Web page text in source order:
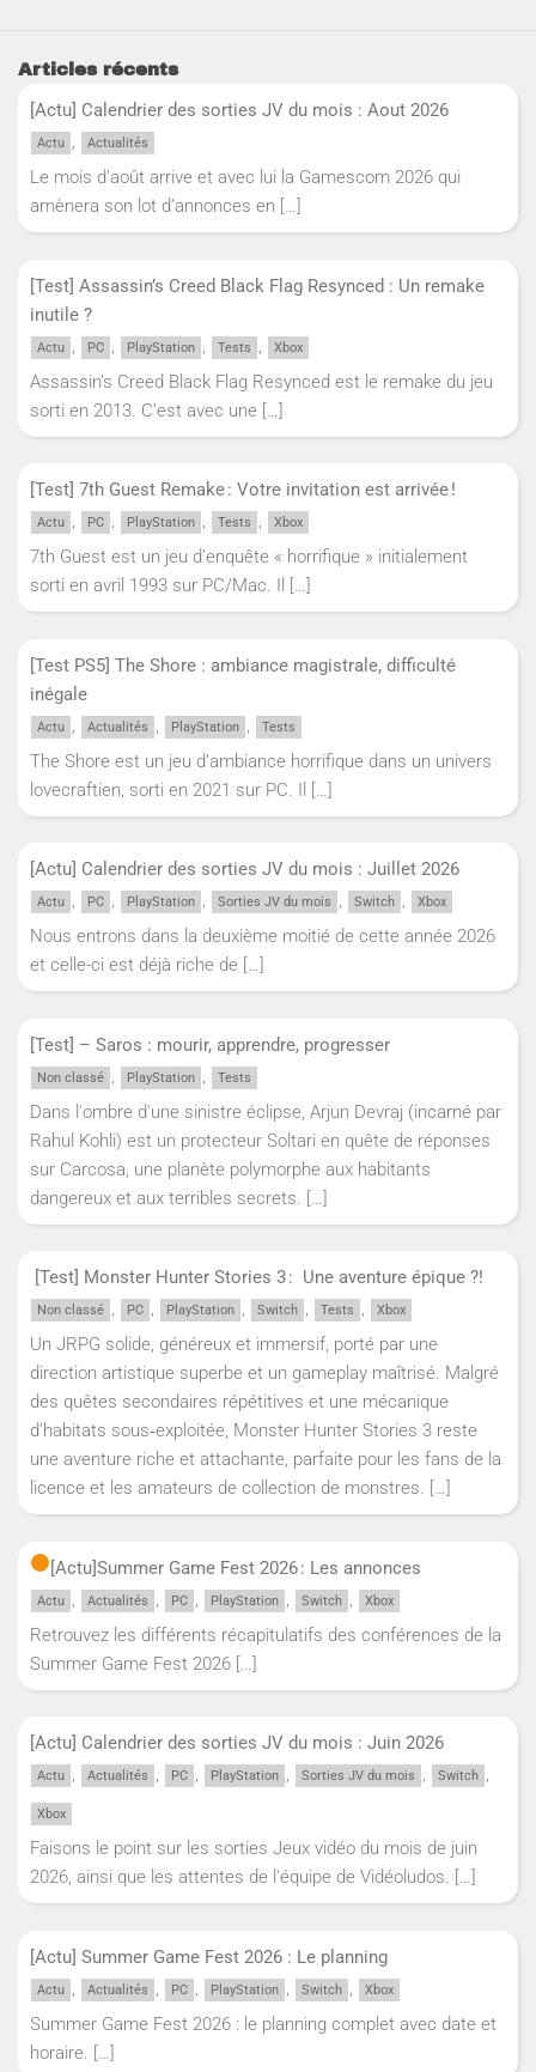
Articles récents
[Actu] Calendrier des sorties JV du mois : Aout 2026
Actu , Actualités
Le mois d’août arrive et avec lui la Gamescom 2026 qui
amènera son lot d’annonces en […]
[Test] Assassin’s Creed Black Flag Resynced : Un remake
inutile ?
Actu , PC , PlayStation , Tests , Xbox
Assassin’s Creed Black Flag Resynced est le remake du jeu
sorti en 2013. C’est avec une […]
[Test] 7th Guest Remake : Votre invitation est arrivée !
Actu , PC , PlayStation , Tests , Xbox
7th Guest est un jeu d’enquête « horrifique » initialement
sorti en avril 1993 sur PC/Mac. Il […]
[Test PS5] The Shore : ambiance magistrale, difficulté
inégale
Actu , Actualités , PlayStation , Tests
The Shore est un jeu d’ambiance horrifique dans un univers
lovecraftien, sorti en 2021 sur PC. Il […]
[Actu] Calendrier des sorties JV du mois : Juillet 2026
Actu , PC , PlayStation , Sorties JV du mois , Switch , Xbox
Nous entrons dans la deuxième moitié de cette année 2026
et celle-ci est déjà riche de […]
[Test] – Saros : mourir, apprendre, progresser
Non classé , PlayStation , Tests
Dans l'ombre d'une sinistre éclipse, Arjun Devraj (incarné par
Rahul Kohli) est un protecteur Soltari en quête de réponses
sur Carcosa, une planète polymorphe aux habitants
dangereux et aux terribles secrets. […]
[Test] Monster Hunter Stories 3 : Une aventure épique ?!
Non classé , PC , PlayStation , Switch , Tests , Xbox
Un JRPG solide, généreux et immersif, porté par une
direction artistique superbe et un gameplay maîtrisé. Malgré
des quêtes secondaires répétitives et une mécanique
d’habitats sous‑exploitée, Monster Hunter Stories 3 reste
une aventure riche et attachante, parfaite pour les fans de la
licence et les amateurs de collection de monstres. […]
[Actu]Summer Game Fest 2026 : Les annonces
Actu , Actualités , PC , PlayStation , Switch , Xbox
Retrouvez les différents récapitulatifs des conférences de la
Summer Game Fest 2026 […]
[Actu] Calendrier des sorties JV du mois : Juin 2026
Actu , Actualités , PC , PlayStation , Sorties JV du mois , Switch ,
Xbox
Faisons le point sur les sorties Jeux vidéo du mois de juin
2026, ainsi que les attentes de l'équipe de Vidéoludos. […]
[Actu] Summer Game Fest 2026 : Le planning
Actu , Actualités , PC , PlayStation , Switch , Xbox
Summer Game Fest 2026 : le planning complet avec date et
horaire. […]